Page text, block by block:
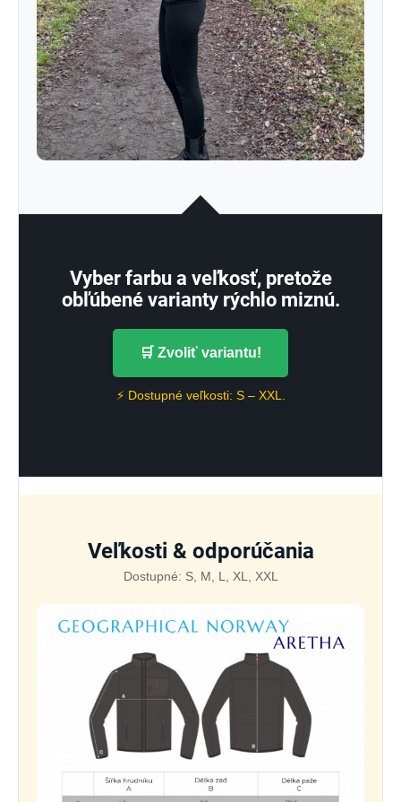
Vyber farbu a veľkosť, pretože
obľúbené varianty rýchlo miznú.
🛒 Zvoliť variantu!
⚡ Dostupné veľkosti: S – XXL.
Veľkosti & odporúčania
Dostupné: S, M, L, XL, XXL